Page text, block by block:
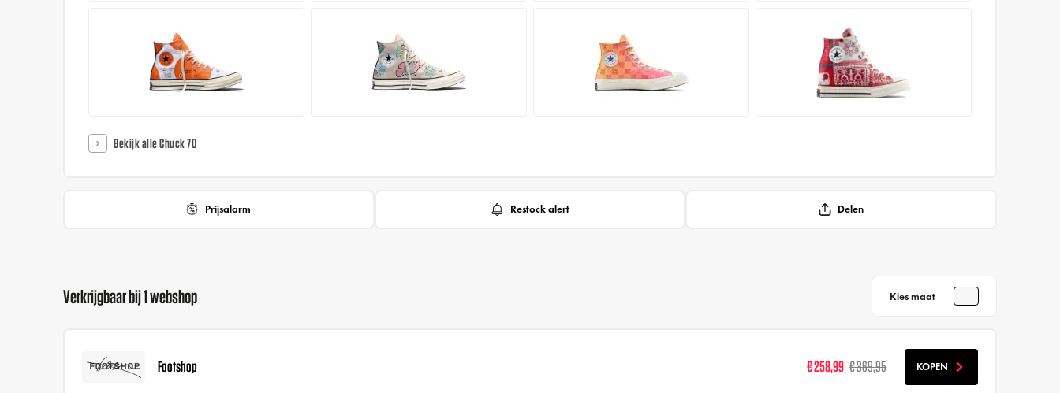
Bekijk alle Chuck 70
Prijsalarm Restock alert Delen
Verkrijgbaar bij 1 webshop Kies maat
Footshop € 258,99 € 369,95 KOPEN